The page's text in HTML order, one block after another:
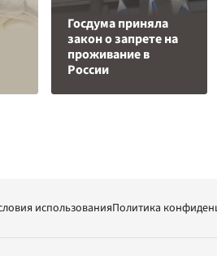
Госдума приняла
закон о запрете на
проживание в
России
использованияПолитика